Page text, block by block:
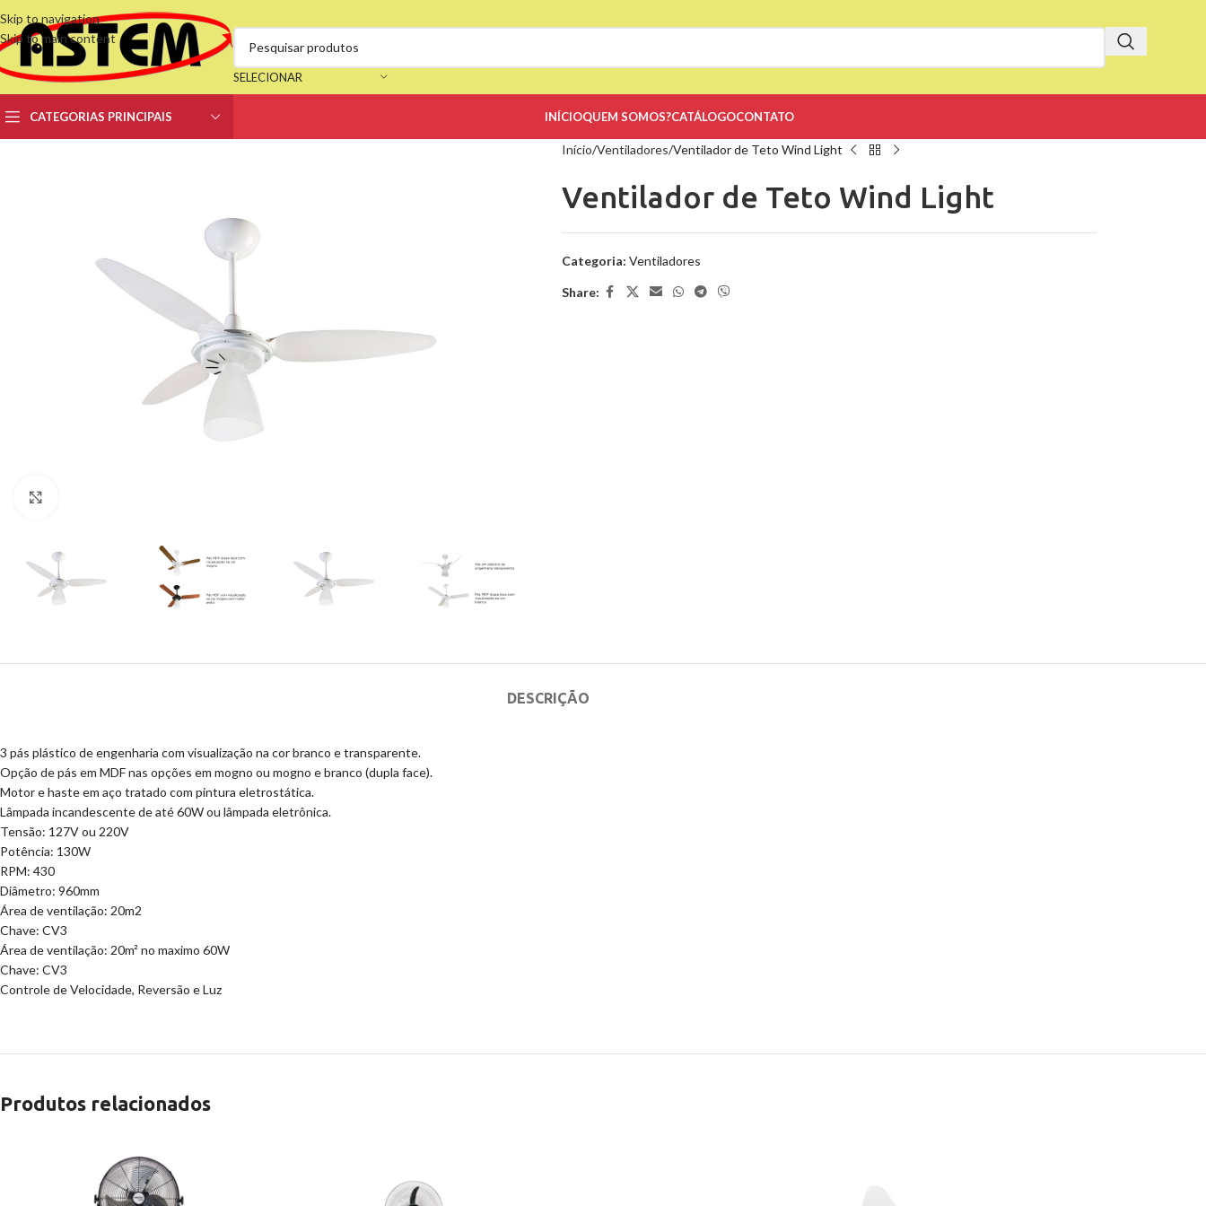
Skip to navigation
Skip to main content
SELECIONAR
CATEGORIAS PRINCIPAIS INÍCIOQUEM SOMOS?CATÁLOGOCONTATO
Início Ventiladores Ventilador de Teto Wind Light
Ventilador de Teto Wind Light
Categoria: Ventiladores
Share:
DESCRIÇÃO
3 pás plástico de engenharia com visualização na cor branco e transparente.
Opção de pás em MDF nas opções em mogno ou mogno e branco (dupla face).
Motor e haste em aço tratado com pintura eletrostática.
Lâmpada incandescente de até 60W ou lâmpada eletrônica.
Tensão: 127V ou 220V
Potência: 130W
RPM: 430
Diâmetro: 960mm
Área de ventilação: 20m2
Chave: CV3
Área de ventilação: 20m² no maximo 60W
​Chave: CV3
Controle de Velocidade, Reversão e Luz
Produtos relacionados